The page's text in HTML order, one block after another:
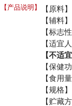
【产品说明】
【原料
【辅料
【标志
【适宜
【不适
【保健
【食用
【规格】
【贮藏